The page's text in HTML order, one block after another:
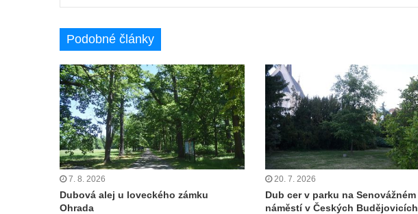
vzniku ČSR 1918-2018 v městském parku v
Podobné články
7. 8. 2026
Dubová alej u loveckého zámku
Ohrada
20. 7. 2026
Dub cer v parku na Senovážném
náměstí v Českých Budějovicích